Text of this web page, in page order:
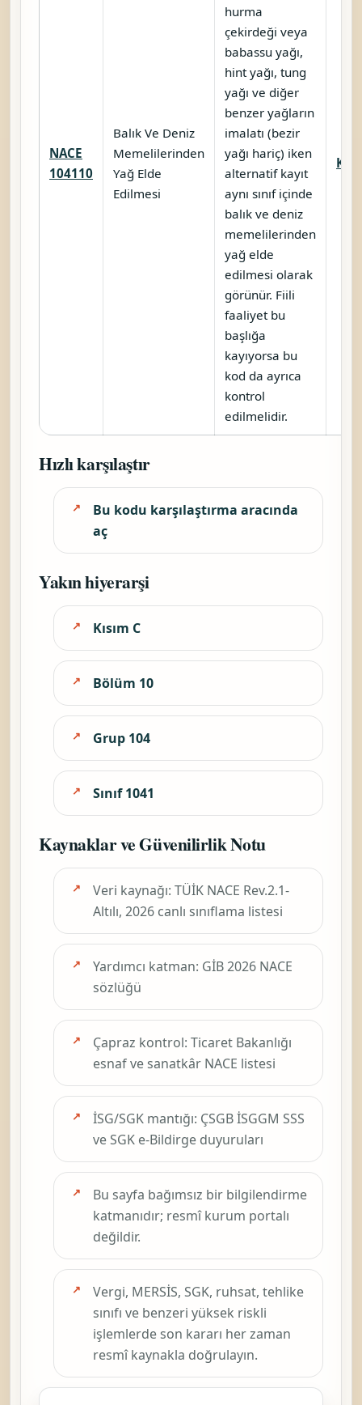
NACE
104110
Balık Ve Deniz
Memelilerinden
Yağ Elde
Edilmesi
hurma
çekirdeği veya
babassu yağı,
hint yağı, tung
yağı ve diğer
benzer yağların
imalatı (bezir
yağı hariç) iken
alternatif kayıt
aynı sınıf içinde
balık ve deniz
memelilerinden
yağ elde
edilmesi olarak
görünür. Fiili
faaliyet bu
başlığa
kayıyorsa bu
kod da ayrıca
kontrol
edilmelidir.
Hızlı karşılaştır
Bu kodu karşılaştırma aracında
aç
Yakın hiyerarşi
Kısım C
Bölüm 10
Grup 104
Sınıf 1041
Kaynaklar ve Güvenilirlik Notu
Veri kaynağı: TÜİK NACE Rev.2.1-
Altılı, 2026 canlı sınıflama listesi
Yardımcı katman: GİB 2026 NACE
sözlüğü
Çapraz kontrol: Ticaret Bakanlığı
esnaf ve sanatkâr NACE listesi
İSG/SGK mantığı: ÇSGB İSGGM SSS
ve SGK e-Bildirge duyuruları
Bu sayfa bağımsız bir bilgilendirme
katmanıdır; resmî kurum portalı
değildir.
Vergi, MERSİS, SGK, ruhsat, tehlike
sınıfı ve benzeri yüksek riskli
işlemlerde son kararı her zaman
resmî kaynakla doğrulayın.